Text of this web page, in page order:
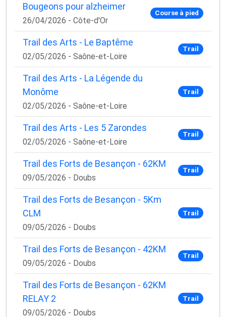
Bougeons pour alzheimer
26/04/2026 - Côte-d'Or
Course à pied
Trail des Arts - Le Baptême
02/05/2026 - Saône-et-Loire
Trail
Trail des Arts - La Légende du
Monôme
02/05/2026 - Saône-et-Loire
Trail
Trail des Arts - Les 5 Zarondes
02/05/2026 - Saône-et-Loire
Trail
Trail des Forts de Besançon - 62KM
09/05/2026 - Doubs
Trail
Trail des Forts de Besançon - 5Km
CLM
09/05/2026 - Doubs
Trail
Trail des Forts de Besançon - 42KM
09/05/2026 - Doubs
Trail
Trail des Forts de Besançon - 62KM
RELAY 2
09/05/2026 - Doubs
Trail